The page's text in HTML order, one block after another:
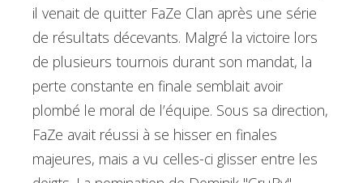
il venait de quitter FaZe Clan après une série
de résultats décevants. Malgré la victoire lors
de plusieurs tournois durant son mandat, la
perte constante en finale semblait avoir
plombé le moral de l’équipe. Sous sa direction,
FaZe avait réussi à se hisser en finales
majeures, mais a vu celles-ci glisser entre les